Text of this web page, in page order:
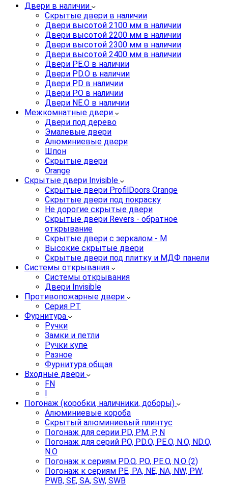
Двери в наличии
Скрытые двери в наличии
Двери высотой 2100 мм в наличии
Двери высотой 2200 мм в наличии
Двери высотой 2300 мм в наличии
Двери высотой 2400 мм в наличии
Двери PE.O в наличии
Двери PD.O в наличии
Двери PD в наличии
Двери P.O в наличии
Двери NE.O в наличии
Межкомнатные двери
Двери под дерево
Эмалевые двери
Алюминиевые двери
Шпон
Скрытые двери
Orange
Скрытые двери Invisible
Скрытые двери ProfilDoors Orange
Скрытые двери под покраску
Не дорогие скрытые двери
Скрытые двери Revers - обратное
открывание
Скрытые двери с зеркалом - M
Высокие скрытые двери
Скрытые двери под плитку и МДФ панели
Системы открывания
Системы открывания
Двери Invisible
Противопожарные двери
Серия PT
Фурнитура
Ручки
Замки и петли
Ручки купе
Разное
Фурнитура общая
Входные двери
FN
I
Погонаж (коробки, наличники, доборы)
Алюминиевые короба
Скрытый алюминиевый плинтус
Погонаж для серии PD, PM, P, N
Погонаж для серий P.O, PD.O, PE.O, N.O, ND.O,
N.O
Погонаж к сериям PD.O, P.O, PE.O, N.O (2)
Погонаж к сериям PE, PA, NE, NA, NW, PW,
PWB, SE, SA, SW, SWB